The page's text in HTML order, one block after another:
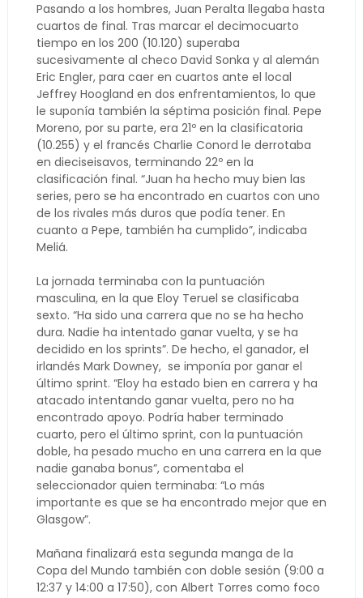
Pasando a los hombres, Juan Peralta llegaba hasta
cuartos de final. Tras marcar el decimocuarto
tiempo en los 200 (10.120) superaba
sucesivamente al checo David Sonka y al alemán
Eric Engler, para caer en cuartos ante el local
Jeffrey Hoogland en dos enfrentamientos, lo que
le suponía también la séptima posición final. Pepe
Moreno, por su parte, era 21º en la clasificatoria
(10.255) y el francés Charlie Conord le derrotaba
en dieciseisavos, terminando 22º en la
clasificación final. “Juan ha hecho muy bien las
series, pero se ha encontrado en cuartos con uno
de los rivales más duros que podía tener. En
cuanto a Pepe, también ha cumplido”, indicaba
Meliá.
La jornada terminaba con la puntuación
masculina, en la que Eloy Teruel se clasificaba
sexto. “Ha sido una carrera que no se ha hecho
dura. Nadie ha intentado ganar vuelta, y se ha
decidido en los sprints”. De hecho, el ganador, el
irlandés Mark Downey, se imponía por ganar el
último sprint. “Eloy ha estado bien en carrera y ha
atacado intentando ganar vuelta, pero no ha
encontrado apoyo. Podría haber terminado
cuarto, pero el último sprint, con la puntuación
doble, ha pesado mucho en una carrera en la que
nadie ganaba bonus”, comentaba el
seleccionador quien terminaba: “Lo más
importante es que se ha encontrado mejor que en
Glasgow”.
Mañana finalizará esta segunda manga de la
Copa del Mundo también con doble sesión (9:00 a
12:37 y 14:00 a 17:50), con Albert Torres como foco